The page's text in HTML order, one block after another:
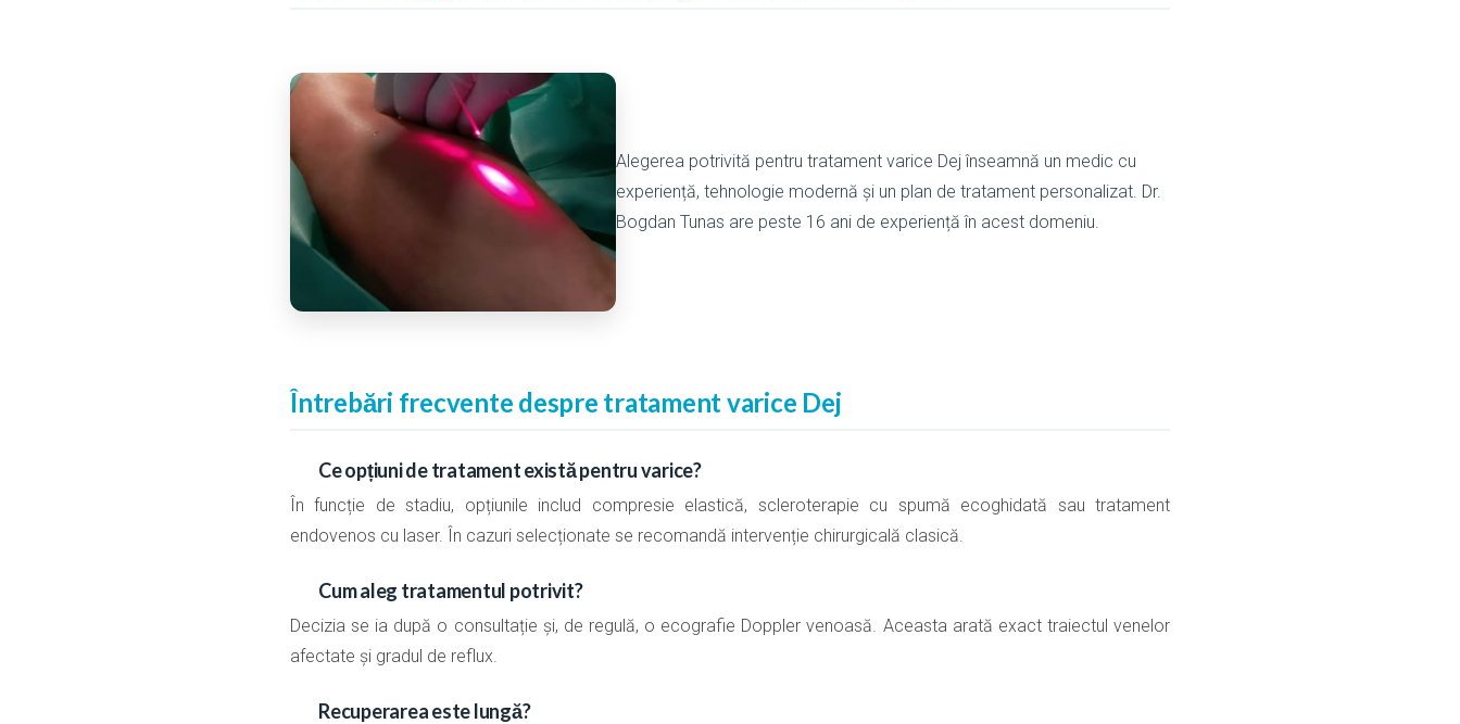
Alegerea potrivită pentru tratament varice Dej înseamnă un medic cu
experiență, tehnologie modernă și un plan de tratament personalizat. Dr.
Bogdan Tunas are peste 16 ani de experiență în acest domeniu.
Întrebări frecvente despre tratament varice Dej
Ce opțiuni de tratament există pentru varice?
În funcție de stadiu, opțiunile includ compresie elastică, scleroterapie cu spumă ecoghidată sau tratament
endovenos cu laser. În cazuri selecționate se recomandă intervenție chirurgicală clasică.
Cum aleg tratamentul potrivit?
Decizia se ia după o consultație și, de regulă, o ecografie Doppler venoasă. Aceasta arată exact traiectul venelor
afectate și gradul de reflux.
Recuperarea este lungă?